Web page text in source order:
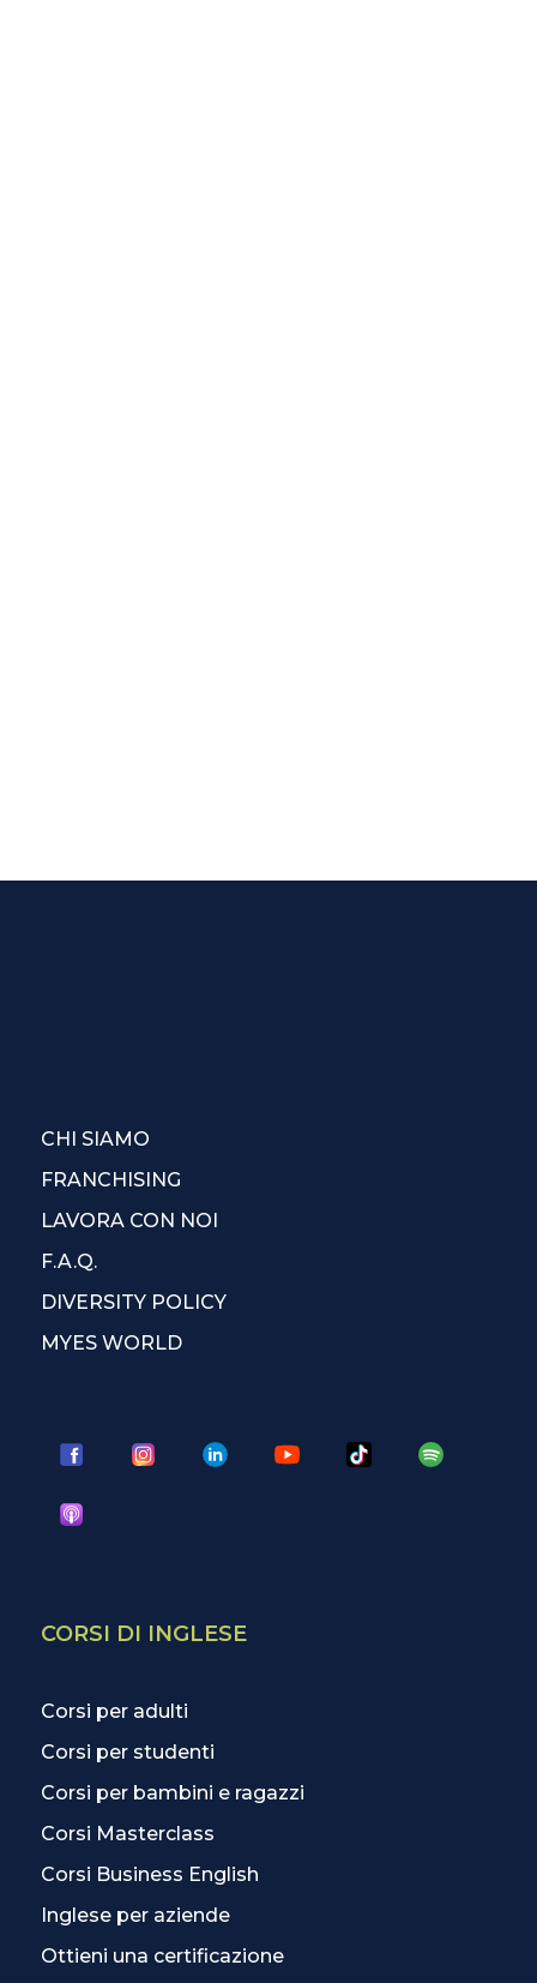
CHI SIAMO
FRANCHISING
LAVORA CON NOI
F.A.Q.
DIVERSITY POLICY
MYES WORLD
CORSI DI INGLESE
Corsi per adulti
Corsi per studenti
Corsi per bambini e ragazzi
Corsi Masterclass
Corsi Business English
Inglese per aziende
Ottieni una certificazione